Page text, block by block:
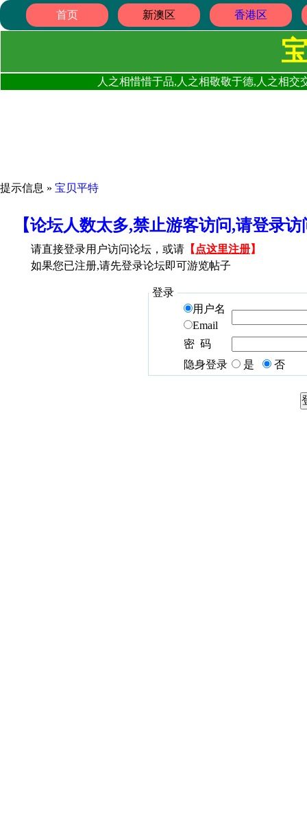
首页 新澳区 香港区
人之相惜惜于品,人之相敬敬于德,人之相
提示信息 » 宝贝平特
【论坛人数太多,禁止游客访问,请登录
请直接登录用户访问论坛，或请 【 点这里注册】
如果您已注册,请先登录论坛即可游览帖子
登录
用户名
Email
密 码
隐身登录
是 否